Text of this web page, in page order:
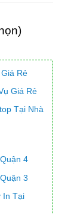
Rẻ
Giá Rẻ
Tại Nhà
4
3
In Tại